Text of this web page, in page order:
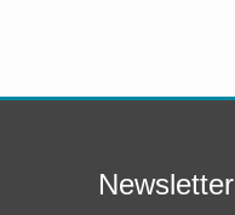
Newsletter